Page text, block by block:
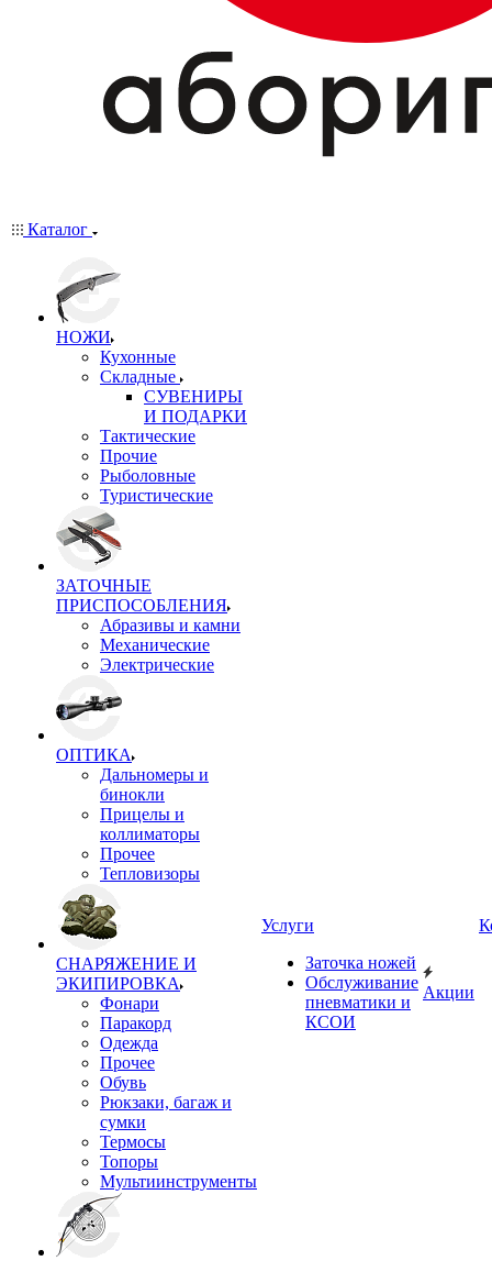
Каталог
НОЖИ
Кухонные
Складные
СУВЕНИРЫ
И ПОДАРКИ
Тактические
Прочие
Рыболовные
Туристические
ЗАТОЧНЫЕ
ПРИСПОСОБЛЕНИЯ
Абразивы и камни
Механические
Электрические
ОПТИКА
Дальномеры и
бинокли
Прицелы и
коллиматоры
Прочее
Тепловизоры
СНАРЯЖЕНИЕ И
ЭКИПИРОВКА
Фонари
Паракорд
Одежда
Прочее
Обувь
Рюкзаки, багаж и
сумки
Термосы
Топоры
Мультиинструменты
Услуги
Заточка ножей
Обслуживание
пневматики и
КСОИ
Акции